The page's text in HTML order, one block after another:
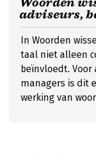
adviseurs,
In Woorden
taal niet alleen
beïnvloedt. Voor
managers is dit
werking van